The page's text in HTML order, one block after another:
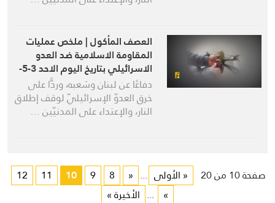
العصف المأكول | ملخص عمليات
المقاومة الاسلامية ضد العدو
الاسرائيلي بتاريخ اليوم الاحد 3-5-
2026
دفاعًا عن لبنان وشعبه، وردًّا على
خرق العدوّ الإسرائيليّ لوقف إطلاق
النار، والإعتداء على المدنيّين …
صفحة 10 من 20 « الأولى ...
«
8
9
10
11
12
»
... الأخيرة »